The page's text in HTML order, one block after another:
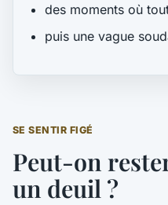
des moments où
puis une vague
SE SENTIR FIGÉ
Peut-on
un deuil ?